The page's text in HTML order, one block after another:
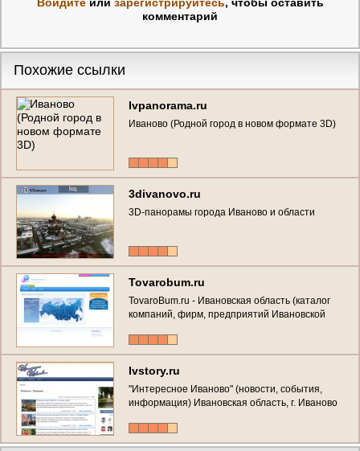
комментарий
Похожие ссылки
Ivpanorama.ru
Иваново (Родной город в новом формате 3D)
3divanovo.ru
3D-панорамы города Иваново и области
Tovarobum.ru
TovaroBum.ru - Ивановская область (каталог
компаний, фирм, предприятий Ивановской
Ivstory.ru
"Интересное Иваново" (новости, события,
информация) Ивановская область, г. Иваново